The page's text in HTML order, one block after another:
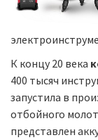
К концу 20 века
400 тысяч
запустила в
отбойного
представлен